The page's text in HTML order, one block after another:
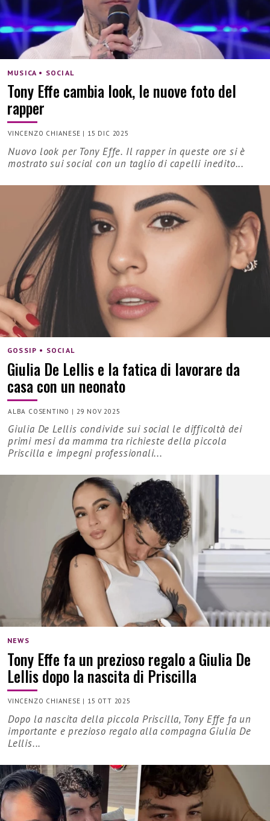
MUSICA • SOCIAL
Tony Effe cambia look, le nuove foto del
rapper
VINCENZO CHIANESE | 15 DIC 2025
Nuovo look per Tony Effe. Il rapper in queste ore si è
mostrato sui social con un taglio di capelli inedito...
GOSSIP • SOCIAL
Giulia De Lellis e la fatica di lavorare da
casa con un neonato
ALBA COSENTINO | 29 NOV 2025
Giulia De Lellis condivide sui social le difficoltà dei
primi mesi da mamma tra richieste della piccola
Priscilla e impegni professionali...
NEWS
Tony Effe fa un prezioso regalo a Giulia De
Lellis dopo la nascita di Priscilla
VINCENZO CHIANESE | 15 OTT 2025
Dopo la nascita della piccola Priscilla, Tony Effe fa un
importante e prezioso regalo alla compagna Giulia De
Lellis...